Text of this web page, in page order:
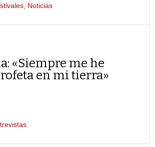
Noticias
«Siempre me he
en mi tierra»